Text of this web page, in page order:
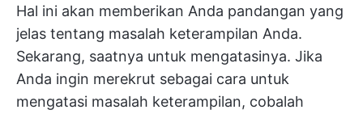
Hal ini akan memberikan Anda pandangan yang
jelas tentang masalah keterampilan Anda.
Sekarang, saatnya untuk mengatasinya. Jika
Anda ingin merekrut sebagai cara untuk
mengatasi masalah keterampilan, cobalah